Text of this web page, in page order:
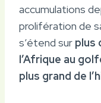
accumulations
prolifération de
s’étend sur plus
l’Afrique au
plus grand de